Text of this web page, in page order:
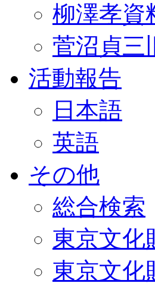
柳澤孝資
菅沼貞三
活動報告
日本語
英語
その他
総合検索
東京文化
東京文化